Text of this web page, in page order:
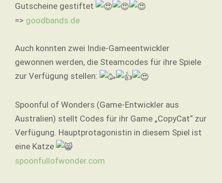
Gutscheine gestiftet
=> goodbands.de
Auch konnten zwei Indie-Gameentwickler
gewonnen werden, die Steamcodes für ihre Spiele
zur Verfügung stellen:
Spoonful of Wonders (Game-Entwickler aus
Australien) stellt Codes für ihr Game „CopyCat“ zur
Verfügung. Hauptprotagonistin in diesem Spiel ist
eine Katze
spoonfullofwonder.com